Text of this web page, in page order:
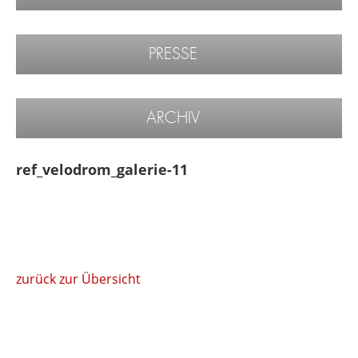
PRESSE
ARCHIV
ref_velodrom_galerie-11
zurück zur Übersicht